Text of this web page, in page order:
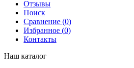
Отзывы
Поиск
Сравнение (0)
Избранное (0)
Контакты
Наш каталог